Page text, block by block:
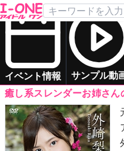
イベント情報 サンプル動
お
TOP
DVD
外崎 梨香
「Rika Charming」 DVD
スレンダー
清楚系
癒し系スレンダーお姉さん